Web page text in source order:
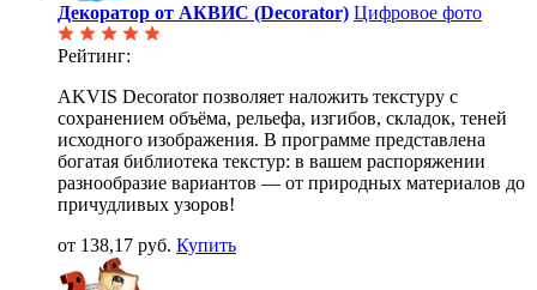
Декоратор от АКВИС (Decorator) Цифровое фото
Рейтинг:
AKVIS Decorator позволяет наложить текстуру с
сохранением объёма, рельефа, изгибов, складок, теней
исходного изображения. В программе представлена
богатая библиотека текстур: в вашем распоряжении
разнообразие вариантов — от природных материалов до
причудливых узоров!
от 138,17 руб. Купить